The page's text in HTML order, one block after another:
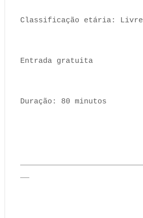
Classificação etária: Livre
Entrada gratuita
Duração: 80 minutos